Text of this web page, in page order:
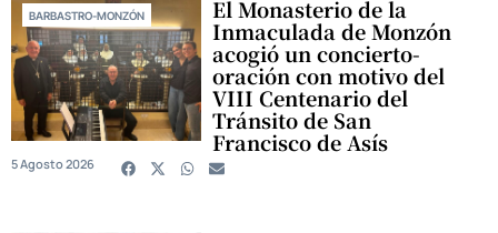
BARBASTRO-MONZÓN El Monasterio de la
Inmaculada de Monzón
acogió un concierto-
oración con motivo del
VIII Centenario del
Tránsito de San
Francisco de Asís
5 Agosto 2026